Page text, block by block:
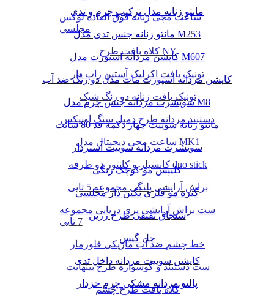
ساعت مچی زنانه فوق العاده لوکس
مجلسی
کلاه بافت طرح NY
تونیک بافت اکرلیک آستین زاپ دار
تونیک بافت زنانه دو رنگ شیک
دستبند مردانه طرح دمبل سنگ اونیکس
ساعت مچی دیجیتال مدل MK1
کانسیلر و کانتور دو طرفه duo stick
براش آرایشی پلنگی مجموعه 5 تایی
ست براش آرایشی پری دریایی مجموعه
7 تایی
خط چشم ضد آب ماژیکی فلورمار
ست دستبند و گوشواره طرح بینهایت
کلاه بافت طرح چشم
مانتو زنانه مدل ترکیب چرم و تدی
مانتو زنانه جنس تدی مدل M253
کاپشن مردانه اسپورت مدل M607
کاپشن مردانه اسپورت مات مدل دو رنگ ضد آب
سویشرت مردانه جنس چرم مدل M8
مانتو زنانه سوییت چهار دکمه قد 80 سانت
سویشرت مردانه سوییت آستردار
کلیپس مو کوچک رنگی
گیره مو فلزی نگین دار مجلسی
سنجاق تقتقی طرح رزین
چل گیس
کاپشن سوییت مردانه داخل تدی
پالتو مردانه مشکی چرم خزدار